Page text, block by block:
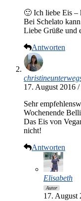
🙂 Ich liebe Eis –
Bei Schelato
Liebe Grüße und
Antworten
17. August 2016
Sehr
Wochenende
Das Eis von
nicht!
Antworten
Elisabeth
Autor
17. August